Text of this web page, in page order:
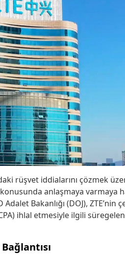
rüşvet iddialarını çözmek
anlaşmaya varmaya
Bakanlığı (DOJ), ZTE’nin
ihlal etmesiyle ilgili